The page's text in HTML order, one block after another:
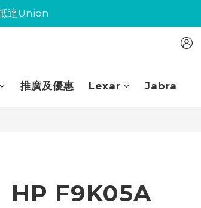
達Union
達Union
達Union
推廣及優惠 Lexar Jabra
HP F9K05A